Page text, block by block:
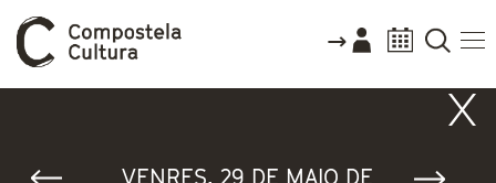
VENRES, 29 DE MAIO DE